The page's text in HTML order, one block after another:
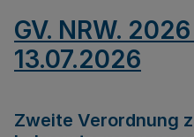
GV. NRW.
13.07.2026
Zweite Verordnung